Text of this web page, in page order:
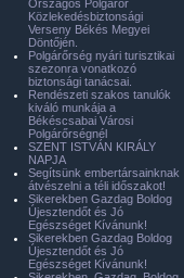
Országos Polgárőr
Közlekedésbiztonsági
Verseny Békés Megyei
Döntőjén.
Polgárőrség nyári turisztikai
szezonra vonatkozó
biztonsági tanácsai.
Rendészeti szakos tanulók
kiváló munkája a
Békéscsabai Városi
Polgárőrségnél
SZENT ISTVÁN KIRÁLY
NAPJA
Segítsünk embertársainknak
átvészelni a téli időszakot!
Sikerekben Gazdag Boldog
Újesztendőt és Jó
Egészséget Kívánunk!
Sikerekben Gazdag Boldog
Újesztendőt és Jó
Egészséget Kívánunk!